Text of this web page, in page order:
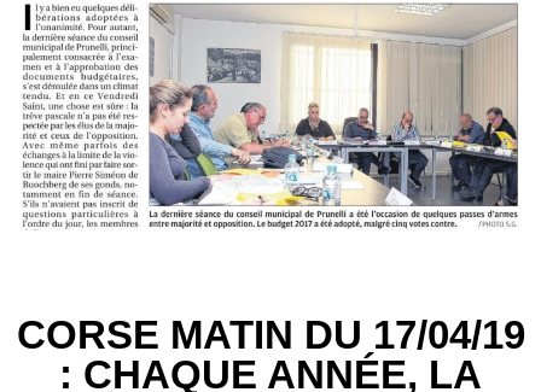
CORSE MATIN DU 17/04/19
: CHAQUE ANNÉE, LA